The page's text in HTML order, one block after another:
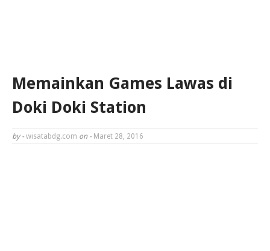
Memainkan Games Lawas di
Doki Doki Station
by - wisatabdg.com on - Maret 28, 2016